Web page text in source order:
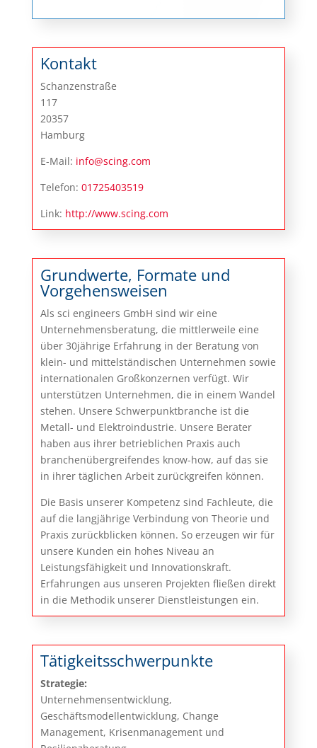
Kontakt
Schanzenstraße
117
20357
Hamburg
E-Mail: info@scing.com
Telefon: 01725403519
Link: http://www.scing.com
Grundwerte, Formate und
Vorgehensweisen
Als sci engineers GmbH sind wir eine
Unternehmensberatung, die mittlerweile eine
über 30jährige Erfahrung in der Beratung von
klein- und mittelständischen Unternehmen sowie
internationalen Großkonzernen verfügt. Wir
unterstützen Unternehmen, die in einem Wandel
stehen. Unsere Schwerpunktbranche ist die
Metall- und Elektroindustrie. Unsere Berater
haben aus ihrer betrieblichen Praxis auch
branchenübergreifendes know-how, auf das sie
in ihrer täglichen Arbeit zurückgreifen können.
Die Basis unserer Kompetenz sind Fachleute, die
auf die langjährige Verbindung von Theorie und
Praxis zurückblicken können. So erzeugen wir für
unsere Kunden ein hohes Niveau an
Leistungsfähigkeit und Innovationskraft.
Erfahrungen aus unseren Projekten fließen direkt
in die Methodik unserer Dienstleistungen ein.
Tätigkeitsschwerpunkte
Strategie:
Unternehmensentwicklung,
Geschäftsmodellentwicklung, Change
Management, Krisenmanagement und